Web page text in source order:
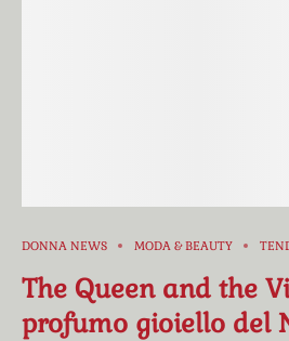
DONNA NEWS MODA & BEAUTY
The Queen and the
profumo gioiello del